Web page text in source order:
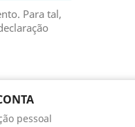
Para tal,
pessoal